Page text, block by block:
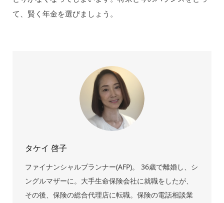
て、賢く年金を選びましょう。
タケイ 啓子
ファイナンシャルプランナー(AFP)。 36歳で離婚し、シ
ングルマザーに。大手生命保険会社に就職をしたが、
その後、保険の総合代理店に転職。保険の電話相談業